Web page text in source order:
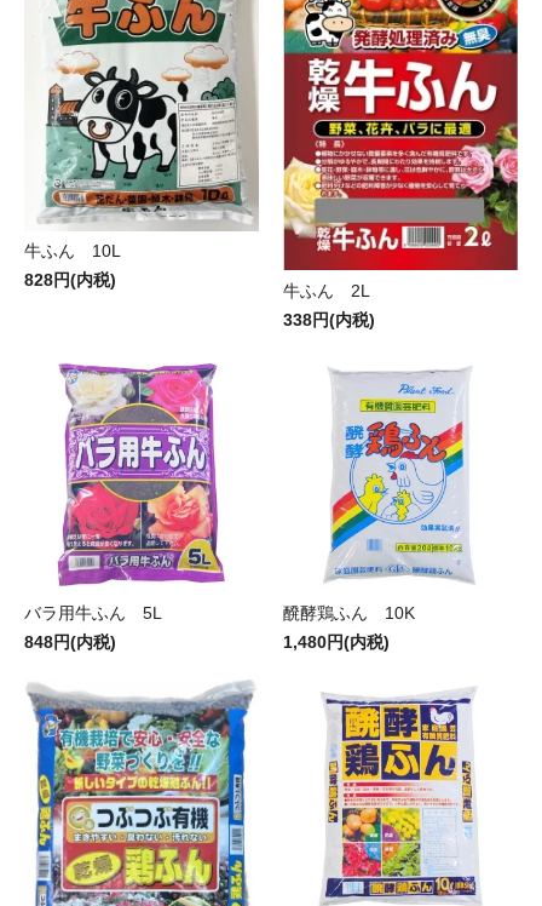
牛ふん 10L
828円(内税)
牛ふん 2L
338円(内税)
バラ用牛ふん 5L
848円(内税)
醗酵鶏ふん 10K
1,480円(内税)